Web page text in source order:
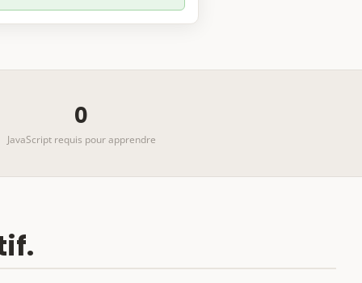
0
JavaScript requis pour apprendre